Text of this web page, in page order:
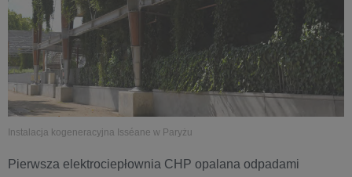
Instalacja kogeneracyjna Isséane w Paryżu
Pierwsza elektrociepłownia CHP opalana odpadami